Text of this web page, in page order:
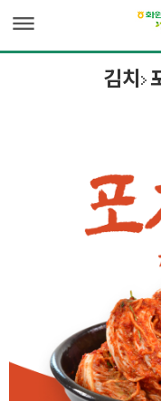
dehaze
김치